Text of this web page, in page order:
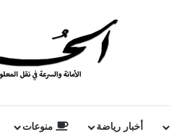
أخبار رياضة منوعات